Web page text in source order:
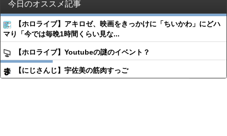
今日のオススメ記事
【ホロライブ】アキロゼ、映画をきっかけに「ちいかわ」にどハ
マり「今では毎晩1時間くらい見な...
【ホロライブ】Youtubeの謎のイベント？
【にじさんじ】宇佐美の筋肉すっご